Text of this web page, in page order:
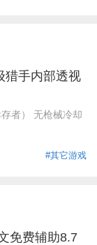
猎手内部透视
者） 无枪械冷却
#其它游戏
免费辅助8.7